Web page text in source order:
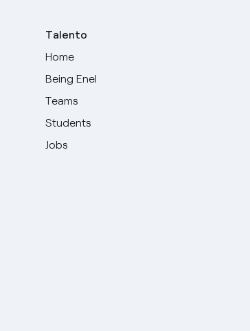
Talento
Home
Being Enel
Teams
Students
Jobs